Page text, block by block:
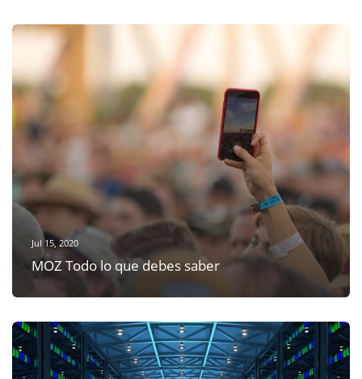
Jul 15, 2020
MOZ Todo lo que debes saber